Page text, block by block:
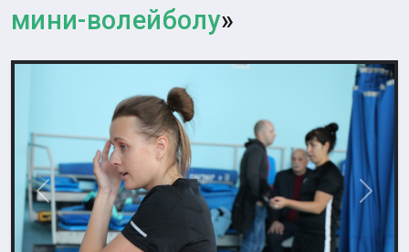
мини-волейболу»
Назад